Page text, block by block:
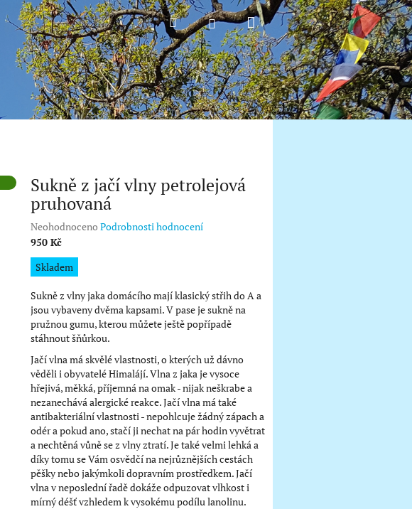
HledatPřihlášeníNákupní
košík
Sukně z jačí vlny petrolejová
pruhovaná
Průměrné
hodnocení
je
z
5
hvězdiček.
Neohodnoceno Podrobnosti hodnocení
950 Kč
Měrná
cena:
Skladem
Sukně z vlny jaka domácího mají klasický střih do A a
jsou vybaveny dvěma kapsami. V pase je sukně na
pružnou gumu, kterou můžete ještě popřípadě
stáhnout šňůrkou.
Jačí vlna má skvělé vlastnosti, o kterých už dávno
věděli i obyvatelé Himalájí. Vlna z jaka je vysoce
hřejivá, měkká, příjemná na omak - nijak neškrabe a
nezanechává alergické reakce. Jačí vlna má také
antibakteriální vlastnosti - nepohlcuje žádný zápach a
odér a pokud ano, stačí ji nechat na pár hodin vyvětrat
a nechtěná vůně se z vlny ztratí. Je také velmi lehká a
díky tomu se Vám osvědčí na nejrůznějších cestách
pěšky nebo jakýmkoli dopravním prostředkem. Jačí
vlna v neposlední řadě dokáže odpuzovat vlhkost i
mírný déšť vzhledem k vysokému podílu lanolinu.